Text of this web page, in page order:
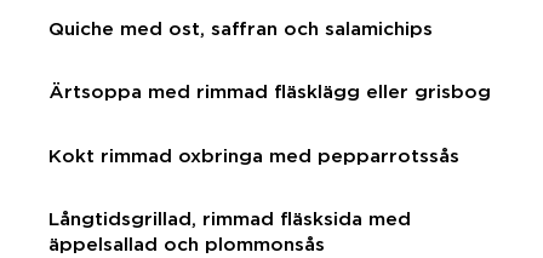
Quiche med ost, saffran och salamichips
Ärtsoppa med rimmad fläsklägg eller grisbog
Kokt rimmad oxbringa med pepparrotssås
Långtidsgrillad, rimmad fläsksida med
äppelsallad och plommonsås